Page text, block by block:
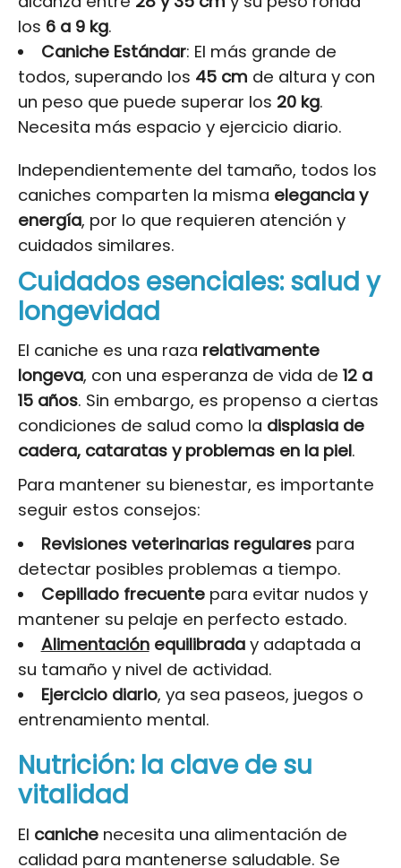
los 6 a 9 kg.
Caniche Estándar: El más grande de
todos, superando los 45 cm de altura y con
un peso que puede superar los 20 kg.
Necesita más espacio y ejercicio diario.
Independientemente del tamaño, todos los
caniches comparten la misma elegancia y
energía, por lo que requieren atención y
cuidados similares.
Cuidados esenciales: salud y
longevidad
El caniche es una raza relativamente
longeva, con una esperanza de vida de 12 a
15 años. Sin embargo, es propenso a ciertas
condiciones de salud como la displasia de
cadera, cataratas y problemas en la piel.
Para mantener su bienestar, es importante
seguir estos consejos:
Revisiones veterinarias regularespara
detectar posibles problemas a tiempo.
Cepillado frecuentepara evitar nudos y
mantener su pelaje en perfecto estado.
Alimentaciónequilibraday adaptada a
su tamaño y nivel de actividad.
Ejercicio diario, ya sea paseos, juegos o
entrenamiento mental.
Nutrición: la clave de su
vitalidad
El caniche necesita una alimentación de
calidad para mantenerse saludable. Se